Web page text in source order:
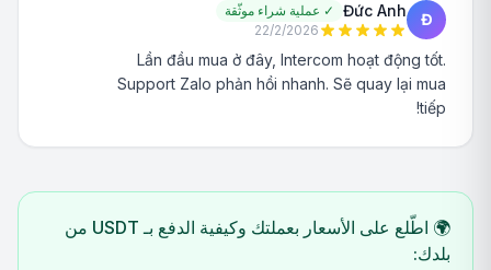
Đ
Đức Anh
✓ عملية شراء موثّقة
22/2/2026
Lần đầu mua ở đây, Intercom hoạt động tốt.
Support Zalo phản hồi nhanh. Sẽ quay lại mua
tiếp!
🌍 اطّلع على الأسعار بعملتك وكيفية الدفع بـ USDT من
بلدك: